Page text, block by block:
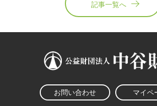
記事一覧へ
お問い合わせ マイペ